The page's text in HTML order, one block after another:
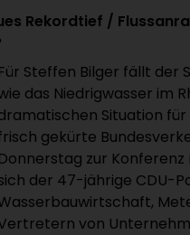
Rekordtief /
Für Steffen Bilger fällt der
das Niedrigwasser im
Situation
gekürte
Donnerstag zur
der 47-jährige CDU-
von